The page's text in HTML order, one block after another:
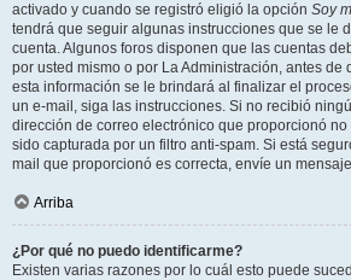
activado y cuando se registró eligió la opción Soy
tendrá que seguir algunas instrucciones que se le
cuenta. Algunos foros disponen que las cuentas
por usted mismo o por La Administración, antes de
esta información se le brindará al finalizar el
un e-mail, siga las instrucciones. Si no recibió
dirección de correo electrónico que proporcionó
sido capturada por un filtro anti-spam. Si está
mail que proporcionó es correcta, envíe un
Arriba
¿Por qué no puedo identificarme?
Existen varias razones por lo cuál esto puede